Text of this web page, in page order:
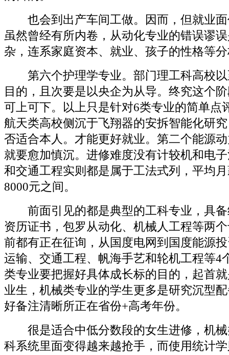
也会到出产车间工做。因而，但就业面
虽然曾经有所内卷，从动化专业的错误谬
杂，连系家庭资本、就业、孩子的性格等
第六个护理学专业。部门理工科高校以
目的，且次要是以央企为从导。终究这个
可上可下。以上只是针对6类专业的简单点
航天类高校侧沉于飞翔器的安拆智能化研
否适合本人。才能更好就业。第二个能源
就要愈加慎沉。进修难度没有计较机和电
和交通工程实则都是属于工法式列，平均
8000元之间。
前面引见的都是典型的工科专业，具备
资历证书，包罗从动化、机械人工程等两
前都有正在征询，从国度电网到国度能源
运输、交通工程、帆海手艺和轮机工程等4
类专业要把握好具体成长标的目的，起首
业生，机械类专业的学生更多是研究沉型
好备注清晰所正在省份+高考年份。
很是适合中低分数段的女生进修，机械
科系统里面变得越来越抢手，而使用统计